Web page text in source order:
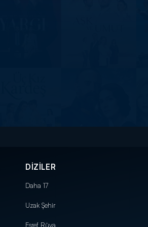
DİZİLER
Daha 17
Uzak Şehir
Eşref Rüya